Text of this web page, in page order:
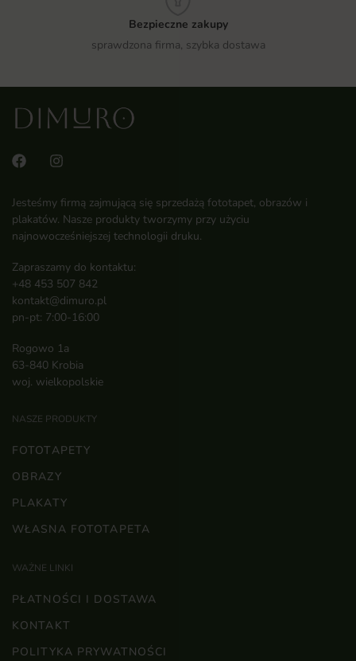
Bezpieczne zakupy
sprawdzona firma, szybka dostawa
Jesteśmy firmą zajmującą się sprzedażą fototapet, obrazów i
plakatów. Nasze produkty tworzymy przy użyciu
najnowocześniejszej technologii druku.
Zapraszamy do kontaktu:
+48 453 507 842
kontakt@dimuro.pl
pn-pt: 7:00-16:00
Rogowo 1a
63-840 Krobia
woj. wielkopolskie
NASZE PRODUKTY
FOTOTAPETY
OBRAZY
PLAKATY
WŁASNA FOTOTAPETA
WAŻNE LINKI
PŁATNOŚCI I DOSTAWA
KONTAKT
POLITYKA PRYWATNOŚCI